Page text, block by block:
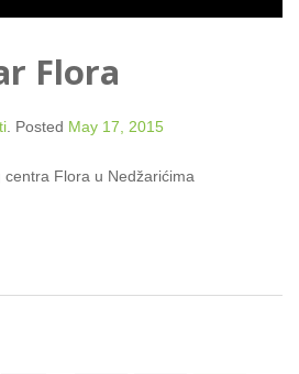
Flora
Posted May 17, 2015
Flora u Nedžarićima